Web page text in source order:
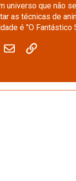
universo que não
as técnicas de
é "O Fantástico